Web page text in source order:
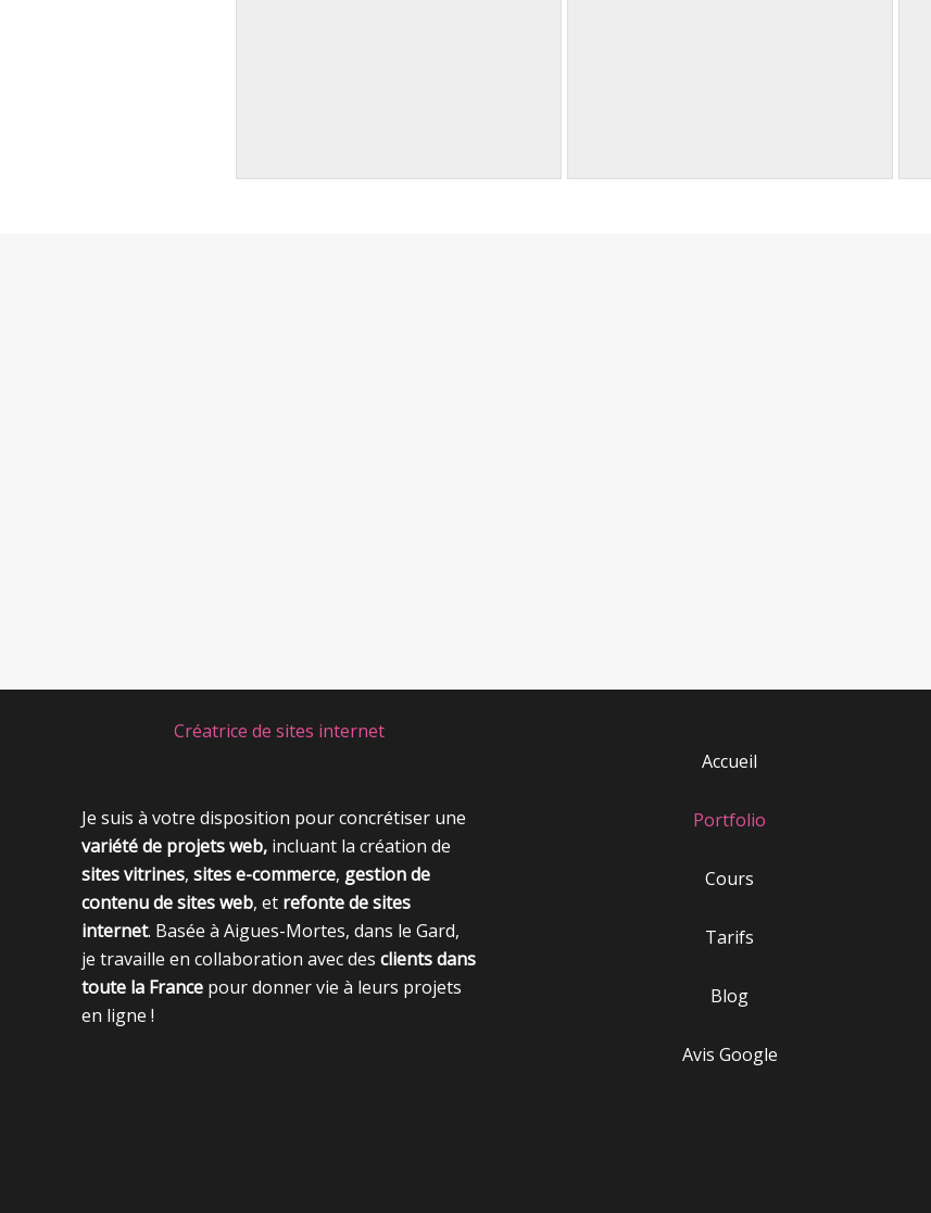
Créatrice de sites internet
Je suis à votre disposition pour concrétiser une
variété de projets web, incluant la création de
sites vitrines, sites e-commerce, gestion de
contenu de sites web, et refonte de sites
internet. Basée à Aigues-Mortes, dans le Gard,
je travaille en collaboration avec des clients dans
toute la France pour donner vie à leurs projets
en ligne !
Accueil
Portfolio
Cours
Tarifs
Blog
Avis Google